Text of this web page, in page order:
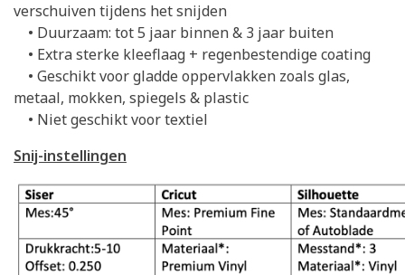
verschuiven tijdens het snijden
• Duurzaam: tot 5 jaar binnen & 3 jaar buiten
• Extra sterke kleeflaag + regenbestendige coating
• Geschikt voor gladde oppervlakken zoals glas,
metaal, mokken, spiegels & plastic
• Niet geschikt voor textiel
Snij-instellingen